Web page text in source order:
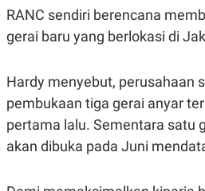
A
E
E
S
I
L
A
N
G
I
E
RANC sendiri berencana
gerai baru yang berlokasi di
Hardy menyebut, perusahaan
pembukaan tiga gerai anyar
pertama lalu. Sementara satu
akan dibuka pada Juni